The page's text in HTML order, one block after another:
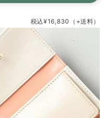
税込¥16,830 （+送料）